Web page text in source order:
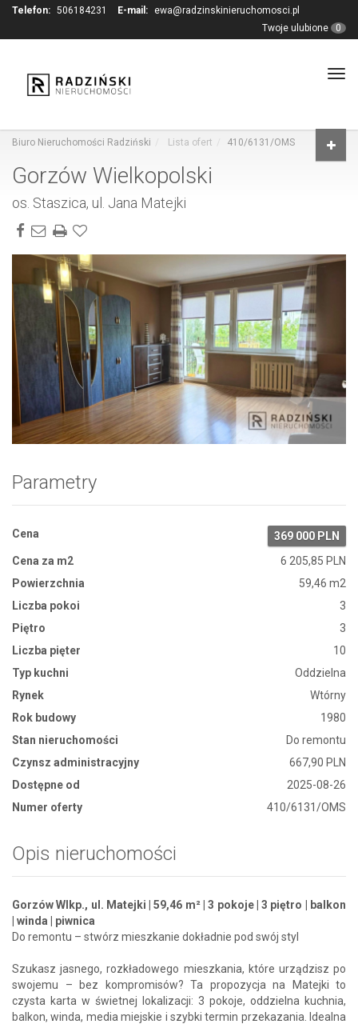
Telefon: 506184231 E-mail:
ewa@radzinskinieruchomosci.pl
Twoje ulubione
0
Biuro Nieruchomości Radziński Lista ofert 410/6131/OMS
Gorzów Wielkopolski
os. Staszica, ul. Jana Matejki
Zdjęcie 1
Parametry
Cena
369 000 PLN
Cena za m2
6 205,85 PLN
Powierzchnia
59,46 m2
Liczba pokoi
3
Piętro
3
Liczba pięter
10
Typ kuchni
Oddzielna
Rynek
Wtórny
Rok budowy
1980
Stan nieruchomości
Do remontu
Czynsz administracyjny
667,90 PLN
Dostępne od
2025-08-26
Numer oferty
410/6131/OMS
Opis nieruchomości
Gorzów Wlkp., ul. Matejki | 59,46 m² | 3 pokoje | 3 piętro | balkon
| winda | piwnica
Do remontu – stwórz mieszkanie dokładnie pod swój styl
Szukasz jasnego, rozkładowego mieszkania, które urządzisz po
swojemu – bez kompromisów? Ta propozycja na Matejki to
czysta karta w świetnej lokalizacji: 3 pokoje, oddzielna kuchnia,
balkon, winda, media miejskie i szybki termin przekazania. Idealna